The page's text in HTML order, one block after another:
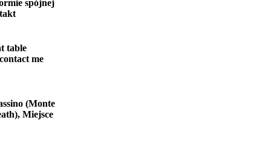
spójnej
table
me
(Monte
Miejsce